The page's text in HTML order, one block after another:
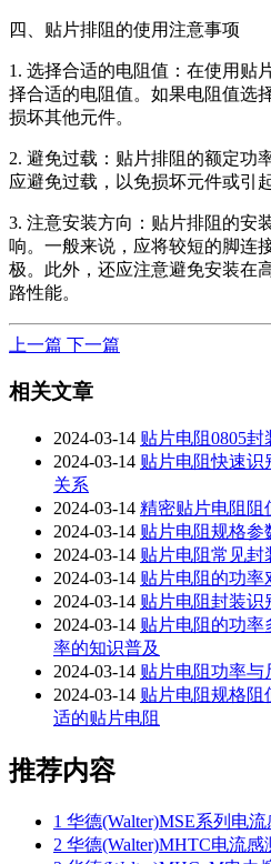
四、贴片排阻的使用注意事项
1. 选择合适的电阻值：在使用贴
择合适的电阻值。如果电阻值选
损坏其他元件。
2. 避免过载：贴片排阻的额定功
应避免过载，以免损坏元件或引
3. 注意安装方向：贴片排阻的安
响。一般来说，应将较短的脚连
极。此外，还应注意避免安装在
路性能。
上一篇 下一篇
相关文章
2024-03-14 贴片电阻0805
2024-03-14 贴片电阻快速识
关系
2024-03-14 精密贴片电阻阻
2024-03-14 贴片电阻规格参
2024-03-14 贴片电阻常见封
2024-03-14 贴片电阻的功率
2024-03-14 贴片电阻封装识
2024-03-14 贴片电阻的功率
率的知识普及
2024-03-14 贴片电阻功率与
2024-03-14 贴片电阻规格阻
适的贴片电阻
推荐内容
1 华德(Walter)MSE系列电
2 华德(Walter)MHTC电流感